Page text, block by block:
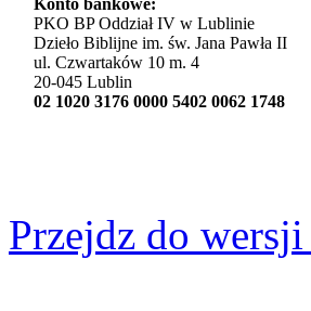
Konto bankowe:
PKO BP Oddział IV w Lublinie
Dzieło Biblijne im. św. Jana Pawła II
ul. Czwartaków 10 m. 4
20-045 Lublin
02 1020 3176 0000 5402 0062 1748
Przejdz do